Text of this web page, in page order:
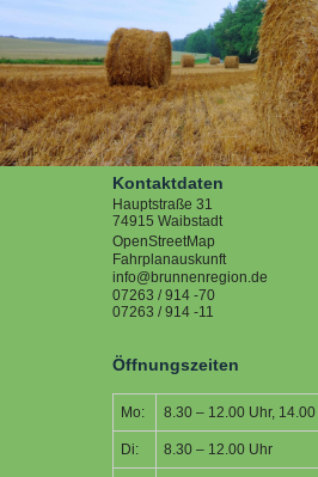
Gästehaus,
Pension,Hotels &
Privatvermieter,
<< zurück zur Suche
<< zurück
Kontaktdaten
Hauptstraße 31
74915 Waibstadt
OpenStreetMap
Fahrplanauskunft
info@brunnenregion.de
07263 / 914 -70
07263 / 914 -11
Öffnungszeiten
Mo: 8.30 – 12.00 Uhr,
Di: 8.30 – 12.00 Uhr